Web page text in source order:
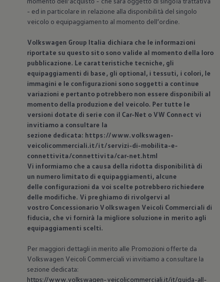
- ed in particolare in relazione alla disponibilità del singolo
veicolo o equipaggiamento al momento dell’ordine.
Volkswagen Group Italia dichiara che le informazioni
riportate su questo sito sono valide al momento della loro
pubblicazione. Le caratteristiche tecniche, gli
equipaggiamenti di base, gli optional, i tessuti, i colori, le
immagini e le configurazioni sono soggetti a continue
variazioni e pertanto potrebbero non essere disponibili al
momento della produzione del veicolo. Per tutte le
versioni dotate di serie con il Car-Net o VW Connect vi
invitiamo a consultare la
sezione dedicata: https://www.volkswagen-
veicolicommerciali.it/it/servizi-di-mobilita-e-
connettivita/connettivita/car-net.html
Vi informiamo che a causa della ridotta disponibilità di
un numero limitato di equipaggiamenti, alcune
delle configurazioni da voi scelte potrebbero richiedere
delle modifiche. Vi preghiamo di rivolgervi al
vostro Concessionario Volkswagen Veicoli Commerciali di
fiducia, che vi fornirà la migliore soluzione in merito agli
equipaggiamenti scelti.
Per maggiori dettagli in merito alle Promozioni offerte da
Volkswagen Veicoli Commerciali vi invitiamo a consultare la
sezione dedicata:
https://www.volkswagen-veicolicommerciali.it/it/guida-all-